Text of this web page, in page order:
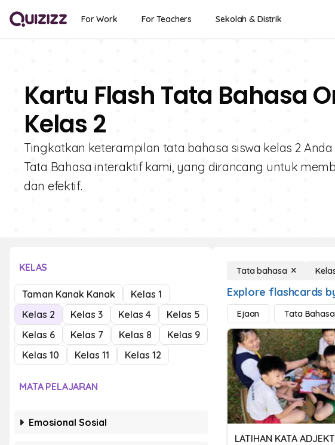
For Work For Teachers Sekolah & Distrik
Kartu Flash Tata Bahasa
Kelas 2
Tingkatkan keterampilan tata bahasa siswa kelas 2
Tata Bahasa interaktif kami, yang dirancang untuk
dan efektif.
KELAS
Taman Kanak Kanak
Kelas 1
Kelas 2
Kelas 3 Kelas 4
Kelas 5
Kelas 6
Kelas 7 Kelas 8
Kelas 9
Kelas 10
Kelas 11 Kelas 12
MATA PELAJARAN
Emosional Sosial
Tata bahasa
Explore flashcards
Ejaan Tata
LATIHAN KATA